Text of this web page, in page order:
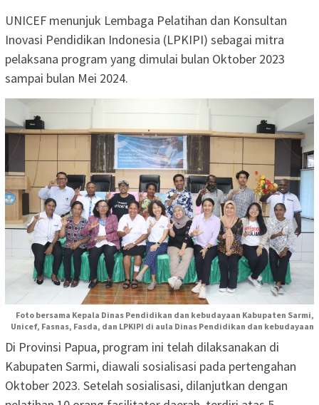
UNICEF menunjuk Lembaga Pelatihan dan Konsultan
Inovasi Pendidikan Indonesia (LPKIPI) sebagai mitra
pelaksana program yang dimulai bulan Oktober 2023
sampai bulan Mei 2024.
Foto bersama Kepala Dinas Pendidikan dan kebudayaan Kabupaten Sarmi,
Unicef, Fasnas, Fasda, dan LPKIPI di aula Dinas Pendidikan dan kebudayaan
Di Provinsi Papua, program ini telah dilaksanakan di
Kabupaten Sarmi, diawali sosialisasi pada pertengahan
Oktober 2023. Setelah sosialisasi, dilanjutkan dengan